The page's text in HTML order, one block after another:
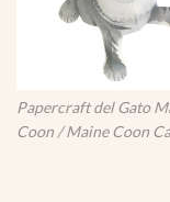
Papercraft del Gato
Coon / Maine Coon